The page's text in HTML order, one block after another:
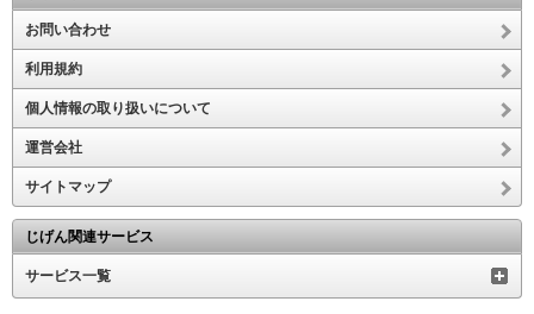
利用規約
個人情報の取り扱いについて
運営会社
サイトマップ
じげん関連サービス
サービス一覧
中古車トップ